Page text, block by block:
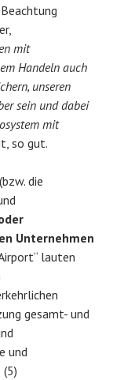
mit
Handeln auch
unseren
sein und dabei
mit
so gut.
(bzw. die
Unternehmen
lauten
gesamt- und
und